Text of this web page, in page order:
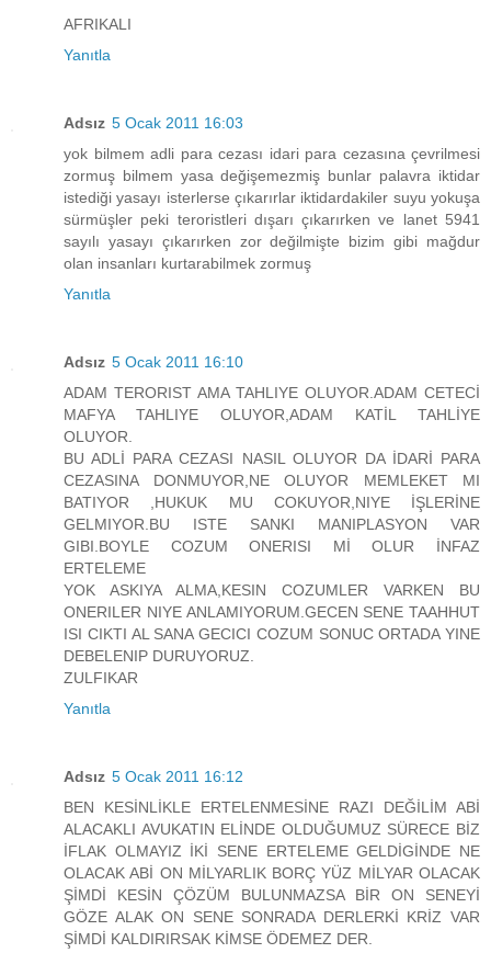
AFRIKALI
Yanıtla
Adsız 5 Ocak 2011 16:03
yok bilmem adli para cezası idari para cezasına çevrilmesi
zormuş bilmem yasa değişemezmiş bunlar palavra iktidar
istediği yasayı isterlerse çıkarırlar iktidardakiler suyu yokuşa
sürmüşler peki teroristleri dışarı çıkarırken ve lanet 5941
sayılı yasayı çıkarırken zor değilmişte bizim gibi mağdur
olan insanları kurtarabilmek zormuş
Yanıtla
Adsız 5 Ocak 2011 16:10
ADAM TERORIST AMA TAHLIYE OLUYOR.ADAM CETECİ
MAFYA TAHLIYE OLUYOR,ADAM KATİL TAHLİYE
OLUYOR.
BU ADLİ PARA CEZASI NASIL OLUYOR DA İDARİ PARA
CEZASINA DONMUYOR,NE OLUYOR MEMLEKET MI
BATIYOR ,HUKUK MU COKUYOR,NIYE İŞLERİNE
GELMIYOR.BU ISTE SANKI MANIPLASYON VAR
GIBI.BOYLE COZUM ONERISI Mİ OLUR İNFAZ
ERTELEME
YOK ASKIYA ALMA,KESIN COZUMLER VARKEN BU
ONERILER NIYE ANLAMIYORUM.GECEN SENE TAAHHUT
ISI CIKTI AL SANA GECICI COZUM SONUC ORTADA YINE
DEBELENIP DURUYORUZ.
ZULFIKAR
Yanıtla
Adsız 5 Ocak 2011 16:12
BEN KESİNLİKLE ERTELENMESİNE RAZI DEĞİLİM ABİ
ALACAKLI AVUKATIN ELİNDE OLDUĞUMUZ SÜRECE BİZ
İFLAK OLMAYIZ İKİ SENE ERTELEME GELDİGİNDE NE
OLACAK ABİ ON MİLYARLIK BORÇ YÜZ MİLYAR OLACAK
ŞİMDİ KESİN ÇÖZÜM BULUNMAZSA BİR ON SENEYİ
GÖZE ALAK ON SENE SONRADA DERLERKİ KRİZ VAR
ŞİMDİ KALDIRIRSAK KİMSE ÖDEMEZ DER.